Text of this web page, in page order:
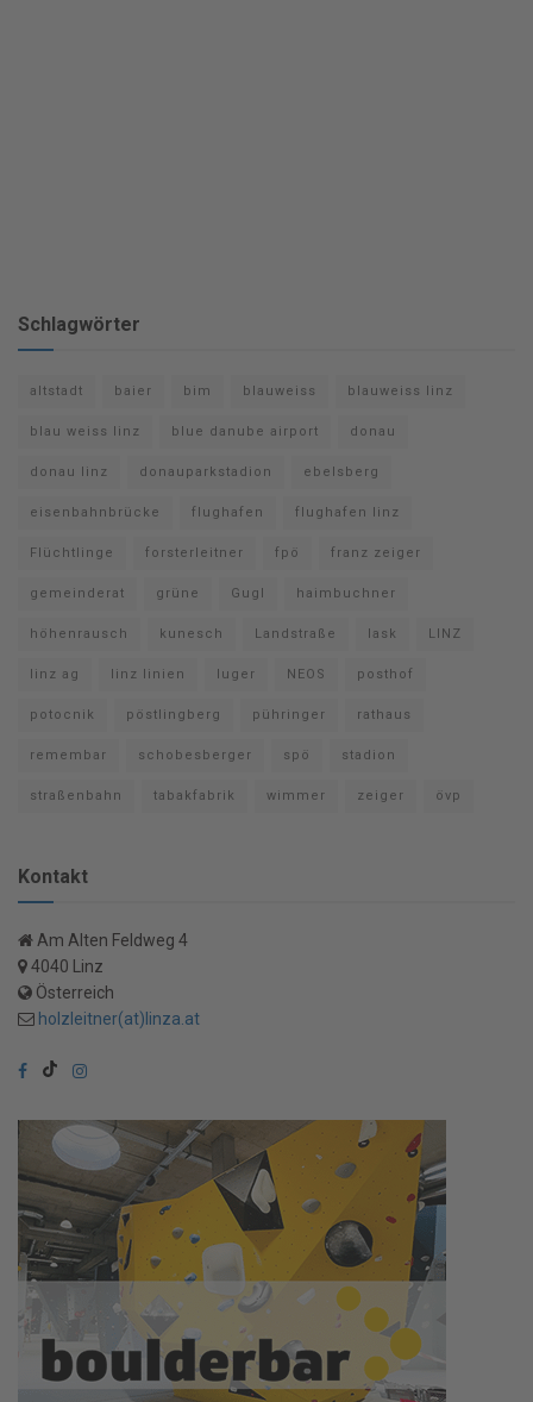
Schlagwörter
altstadt baier bim blauweiss blauweiss linz
blau weiss linz blue danube airport donau
donau linz donauparkstadion ebelsberg
eisenbahnbrücke flughafen flughafen linz
Flüchtlinge forsterleitner fpö franz zeiger
gemeinderat grüne Gugl haimbuchner
höhenrausch kunesch Landstraße lask LINZ
linz ag linz linien luger NEOS posthof
potocnik pöstlingberg pühringer rathaus
remembar schobesberger spö stadion
straßenbahn tabakfabrik wimmer zeiger övp
Kontakt
Am Alten Feldweg 4
4040 Linz
Österreich
holzleitner(at)linza.at